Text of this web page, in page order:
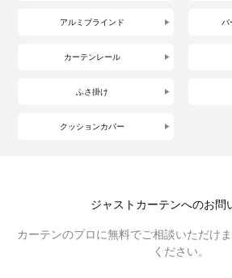
アルミブラインド バ
カーテンレール
ふさ掛け
クッションカバー
ジャストカーテンへのお問
カーテンのプロに無料でご相談いただけ
ください。